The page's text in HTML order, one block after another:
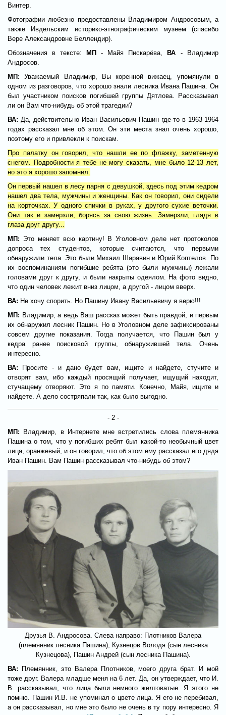
Винтер.
Фотографии любезно предоставлены Владимиром Андросовым, а
также Ивдельским историко-этнографическим музеем (спасибо
Вере Александровне Беллендир).
Обозначения в тексте:
МП - Майя Пискарёва, ВА - Владимир
Андросов.
МП: Уважаемый Владимир, Вы коренной вижаец, упомянули в
одном из разговоров, что хорошо знали лесника Ивана Пашина. Он
был участником поисков погибшей группы Дятлова. Рассказывал
ли он Вам что-нибудь об этой трагедии?
ВА: Да, действительно Иван Васильевич Пашин где-то в 1963-1964
годах рассказал мне об этом. Он эти места знал очень хорошо,
поэтому его и привлекли к поискам.
Про палатку он говорил, что нашли ее по флажку, заметенную
снегом. Подробности я тебе не могу сказать, мне было 12-13 лет,
но это я хорошо запомнил.
Он первый нашел в лесу парня с девушкой, здесь под этим кедром
нашел два тела, мужчины и женщины. Как он говорил, они сидели
на корточках. У одного спички в руках, у другого сухие веточки.
Они так и замерзли, борясь за свою жизнь. Замерзли, глядя в
глаза друг другу...
МП: Это меняет всю картину! В Уголовном деле нет протоколов
допроса тех студентов, которые считаются, что первыми
обнаружили тела. Это были Михаил Шаравин и Юрий Коптелов. По
их воспоминаниям погибшие ребята (это были мужчины) лежали
головами друг к другу, и были накрыты одеялом. На фото видно,
что один человек лежит вниз лицом, а другой - лицом вверх.
ВА: Не хочу спорить. Но Пашину Ивану Васильевичу я верю!!!
МП: Владимир, а ведь Ваш рассказ может быть правдой, и первым
их обнаружил лесник Пашин. Но в Уголовном деле зафиксированы
совсем другие показания. Тогда получается, что Пашин был у
кедра ранее поисковой группы, обнаружившей тела. Очень
интересно.
ВА: Просите - и дано будет вам, ищите и найдете, стучите и
отворят вам, ибо каждый просящий получает, ищущий находит,
стучащему отворяют. Это я по памяти. Конечно, Майя, ищите и
найдете. А дело состряпали так, как было выгодно.
- 2 -
МП: Владимир, в Интернете мне встретились слова племянника
Пашина о том, что у погибших ребят был какой-то необычный цвет
лица, оранжевый, и он говорил, что об этом ему рассказал его дядя
Иван Пашин. Вам Пашин рассказывал что-нибудь об этом?
Друзья В. Андросова. Слева направо: Плотников Валера
(племянник лесника Пашина), Кузнецов Володя (сын лесника
Кузнецова), Пашин Андрей (сын лесника Пашина).
ВА: Племянник, это Валера Плотников, моего друга брат. И мой
тоже друг. Валера младше меня на 6 лет. Да, он утверждает, что И.
В. рассказывал, что лица были немного желтоватые. Я этого не
помню. Пашин И.В. не упоминал о цвете лица. Я его не перебивал,
а он рассказывал, но мне это было не очень в ту пору интересно. Я